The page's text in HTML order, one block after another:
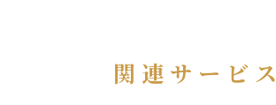
関連サービス